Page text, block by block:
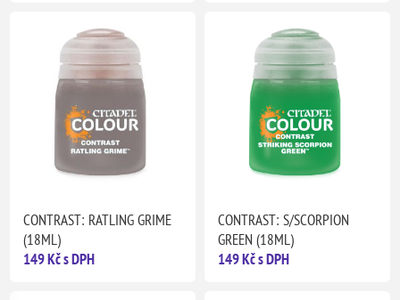
CONTRAST: RATLING GRIME
(18ML)
149 Kč s DPH
CONTRAST: S/SCORPION
GREEN (18ML)
149 Kč s DPH